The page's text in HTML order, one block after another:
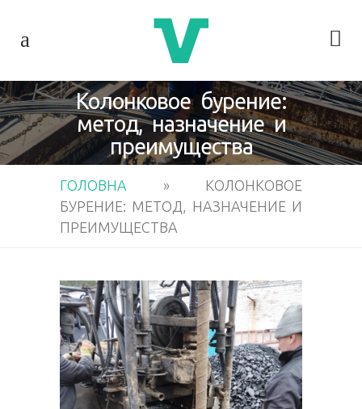
Колонковое бурение:
метод, назначение и
преимущества
ГОЛОВНА » КОЛОНКОВОЕ
БУРЕНИЕ: МЕТОД, НАЗНАЧЕНИЕ И
ПРЕИМУЩЕСТВА